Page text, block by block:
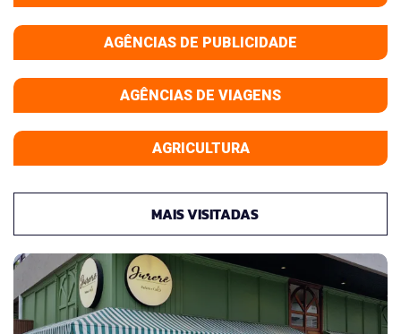
AGÊNCIAS DE PUBLICIDADE
AGÊNCIAS DE VIAGENS
AGRICULTURA
MAIS VISITADAS